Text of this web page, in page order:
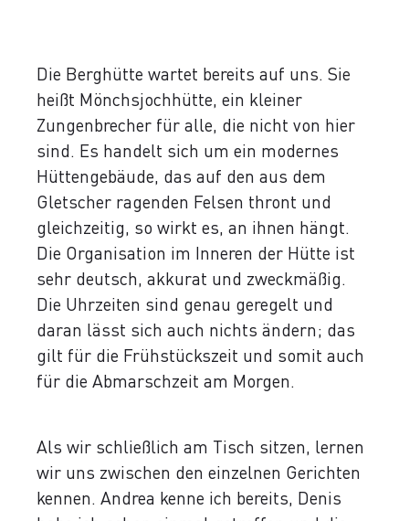
Die Berghütte wartet bereits auf uns. Sie
heißt Mönchsjochhütte, ein kleiner
Zungenbrecher für alle, die nicht von hier
sind. Es handelt sich um ein modernes
Hüttengebäude, das auf den aus dem
Gletscher ragenden Felsen thront und
gleichzeitig, so wirkt es, an ihnen hängt.
Die Organisation im Inneren der Hütte ist
sehr deutsch, akkurat und zweckmäßig.
Die Uhrzeiten sind genau geregelt und
daran lässt sich auch nichts ändern; das
gilt für die Frühstückszeit und somit auch
für die Abmarschzeit am Morgen.
Als wir schließlich am Tisch sitzen, lernen
wir uns zwischen den einzelnen Gerichten
kennen. Andrea kenne ich bereits, Denis